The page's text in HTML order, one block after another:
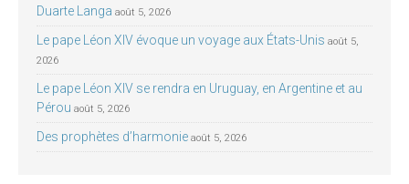
Duarte Langa août 5, 2026
Le pape Léon XIV évoque un voyage aux États-Unis août 5,
2026
Le pape Léon XIV se rendra en Uruguay, en Argentine et au
Pérou août 5, 2026
Des prophètes d’harmonie août 5, 2026